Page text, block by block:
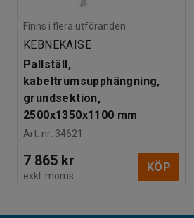
Finns i flera utföranden
KEBNEKAISE
Pallställ,
kabeltrumsupphängning,
grundsektion,
2500x1350x1100 mm
Art. nr: 34621
7 865 kr
exkl. moms
KÖP